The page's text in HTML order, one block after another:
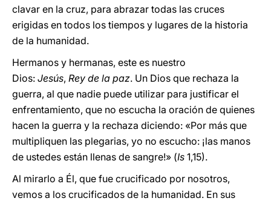
clavar en la cruz, para abrazar todas las cruces
erigidas en todos los tiempos y lugares de la historia
de la humanidad.
Hermanos y hermanas, este es nuestro
Dios: Jesús, Rey de la paz. Un Dios que rechaza la
guerra, al que nadie puede utilizar para justificar el
enfrentamiento, que no escucha la oración de quienes
hacen la guerra y la rechaza diciendo: «Por más que
multipliquen las plegarias, yo no escucho: ¡las manos
de ustedes están llenas de sangre!» (Is 1,15).
Al mirarlo a Él, que fue crucificado por nosotros,
vemos a los crucificados de la humanidad. En sus